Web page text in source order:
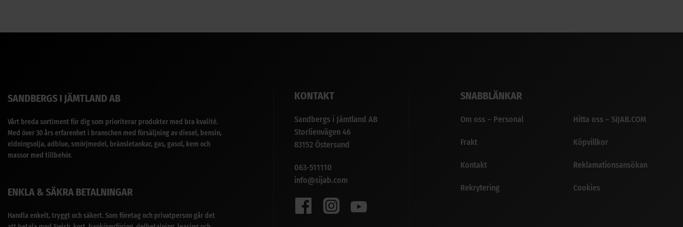
SANDBERGS I JÄMTLAND AB
Vårt breda sortiment för dig som prioriterar produkter med bra kvalité.
Med över 30 års erfarenhet i branschen med försäljning av diesel, bensin,
eldningsolja, adblue, smörjmedel, bränsletankar, gas, gasol, kem och
massor med tillbehör.
ENKLA & SÄKRA BETALNINGAR
Handla enkelt, tryggt och säkert. Som företag och privatperson går det
KONTAKT
Sandbergs i Jämtland AB
Storlienvägen 46
83152 Östersund
063-511110
info@sijab.com
SNABBLÄNKAR
Om oss – Personal
Frakt
Kontakt
Rekrytering
Hitta oss – SIJAB.COM
Köpvillkor
Reklamationsansökan
Cookies